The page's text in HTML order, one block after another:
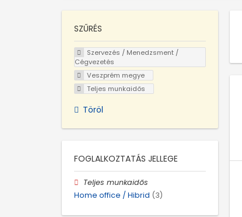
SZŰRÉS
Szervezés / Menedzsment /
Cégvezetés
Veszprém megye
Teljes munkaidős
Töröl
FOGLALKOZTATÁS JELLEGE
Teljes munkaidős
Home office / Hibrid (3)